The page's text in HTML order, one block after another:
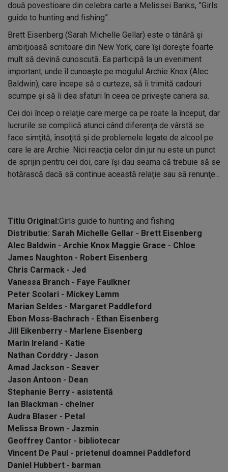
două povestioare din celebra carte a Melissei Banks, ”Girls
guide to hunting and fishing”.
Brett Eisenberg (Sarah Michelle Gellar) este o tânără şi
ambiţioasă scriitoare din New York, care îşi doreşte foarte
mult să devină cunoscută. Ea participă la un eveniment
important, unde îl cunoaşte pe mogulul Archie Knox (Alec
Baldwin), care începe să o curteze, să îi trimită cadouri
scumpe şi să îi dea sfaturi în ceea ce priveşte cariera sa.
Cei doi încep o relaţie care merge ca pe roate la început, dar
lucrurile se complică atunci când diferenţa de vârstă se
face simţită, însoţită şi de problemele legate de alcool pe
care le are Archie. Nici reacţia celor din jur nu este un punct
de sprijin pentru cei doi, care îşi dau seama că trebuie să se
hotărască dacă să continue această relaţie sau să renunţe...
Titlu Original:Girls guide to hunting and fishing
Distributie: Sarah Michelle Gellar - Brett Eisenberg
Alec Baldwin - Archie Knox Maggie Grace - Chloe
James Naughton - Robert Eisenberg
Chris Carmack - Jed
Vanessa Branch - Faye Faulkner
Peter Scolari - Mickey Lamm
Marian Seldes - Margaret Paddleford
Ebon Moss-Bachrach - Ethan Eisenberg
Jill Eikenberry - Marlene Eisenberg
Marin Ireland - Katie
Nathan Corddry - Jason
Amad Jackson - Seaver
Jason Antoon - Dean
Stephanie Berry - asistentă
Ian Blackman - chelner
Audra Blaser - Petal
Melissa Brown - Jazmin
Geoffrey Cantor - bibliotecar
Vincent De Paul - prietenul doamnei Paddleford
Daniel Hubbert - barman